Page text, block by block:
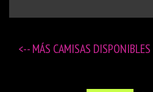
<-- MÁS CAMISAS DISPONIBLES